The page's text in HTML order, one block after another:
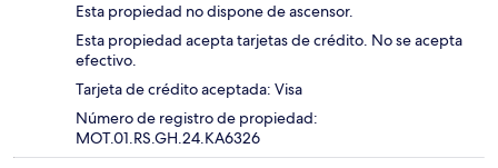
Esta propiedad no dispone de ascensor.
Esta propiedad acepta tarjetas de crédito. No se acepta
efectivo.
Tarjeta de crédito aceptada: Visa
Número de registro de propiedad:
MOT.01.RS.GH.24.KA6326